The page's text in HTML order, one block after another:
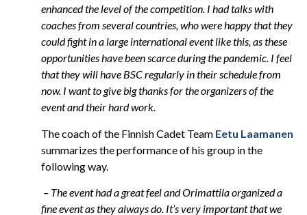
enhanced the level of the competition. I had talks with
coaches from several countries, who were happy that they
could fight in a large international event like this, as these
opportunities have been scarce during the pandemic. I feel
that they will have BSC regularly in their schedule from
now. I want to give big thanks for the organizers of the
event and their hard work.
The coach of the Finnish Cadet Team Eetu Laamanen
summarizes the performance of his group in the
following way.
– The event had a great feel and Orimattila organized a
fine event as they always do. It’s very important that we